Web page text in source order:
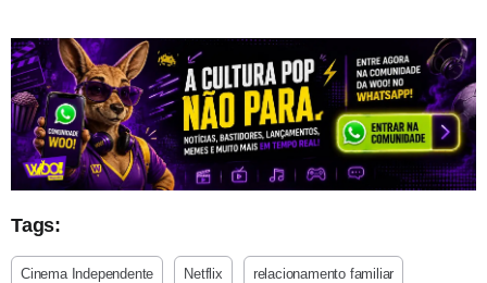
Tags:
Cinema Independente Netflix relacionamento familiar